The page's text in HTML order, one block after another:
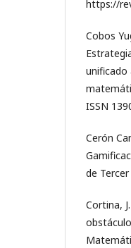
https://
Cobos
unificado
ISSN
Cerón
de
Cortina,